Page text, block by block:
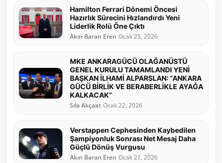
Hamilton Ferrari Dönemi Öncesi
Hazırlık Sürecini Hızlandırdı Yeni
Liderlik Rolü Öne Çıktı
Akın Baran Eren Ocak 25, 2026
MKE ANKARAGÜCÜ OLAĞANÜSTÜ
GENEL KURULU TAMAMLANDI YENİ
BAŞKAN İLHAMİ ALPARSLAN: “ANKARA
GÜCÜ BİRLİK VE BERABERLİKLE AYAĞA
KALKACAK”
Sıla Akçaat Ocak 22, 2026
Verstappen Cephesinden Kaybedilen
Şampiyonluk Sonrası Net Mesaj Daha
Güçlü Dönüş Vurgusu
Akın Baran Eren Ocak 21, 2026